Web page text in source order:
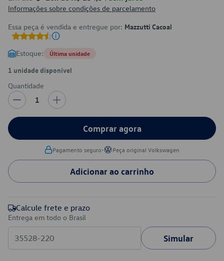
Informações sobre condições de parcelamento
Essa peça é vendida e entregue por: Mazzutti Cacoal
Estoque: Última unidade
1 unidade disponível
Quantidade
1
Comprar agora
Pagamento seguro• Peça original Volkswagen
Adicionar ao carrinho
Calcule frete e prazo
Entrega em todo o Brasil
Simular